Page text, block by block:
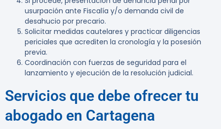
usurpación ante Fiscalía y/o demanda civil de
desahucio por precario.
Solicitar medidas cautelares y practicar diligencias
periciales que acrediten la cronología y la posesión
previa.
Coordinación con fuerzas de seguridad para el
lanzamiento y ejecución de la resolución judicial.
Servicios que debe ofrecer tu
abogado en Cartagena